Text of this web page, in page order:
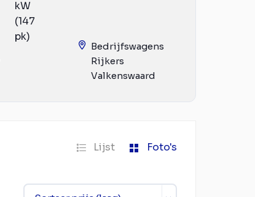
kW
(147
pk)
Bedrijfswagens
Rijkers
Valkenswaard
Lijst Foto's